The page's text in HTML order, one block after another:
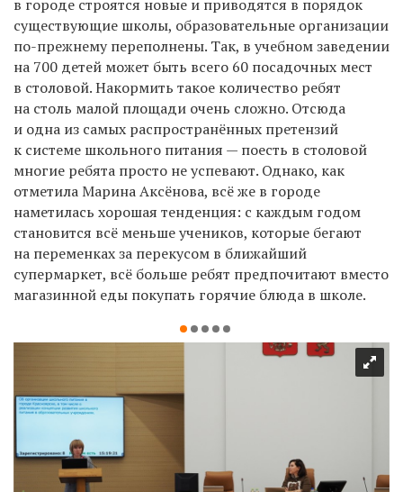
в городе строятся новые и приводятся в порядок
существующие школы, образовательные организации
по-прежнему переполнены. Так, в учебном заведении
на 700 детей может быть всего 60 посадочных мест
в столовой. Накормить такое количество ребят
на столь малой площади очень сложно. Отсюда
и одна из самых распространённых претензий
к системе школьного питания — поесть в столовой
многие ребята просто не успевают. Однако, как
отметила Марина Аксёнова, всё же в городе
наметилась хорошая тенденция: с каждым годом
становится всё меньше учеников, которые бегают
на переменках за перекусом в ближайший
супермаркет, всё больше ребят предпочитают вместо
магазинной еды покупать горячие блюда в школе.